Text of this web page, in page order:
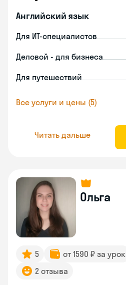
Английский язык
Для ИТ-специалистов
Деловой - для бизнеса
Для путешествий
Все услуги и цены (5)
Читать дальше
Ольга
5 от 1590 ₽ за урок
2 отзыва